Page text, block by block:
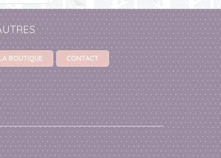
BOUTIQUE CONTACT